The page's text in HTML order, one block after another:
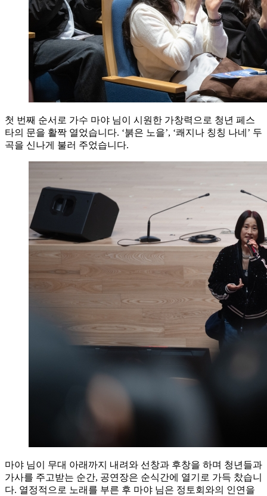
첫 번째 순서로 가수 마야 님이 시원한 가창력으로 청년 페스
타의 문을 활짝 열었습니다. ‘붉은 노을’, ‘쾌지나 칭칭 나네’ 두
곡을 신나게 불러 주었습니다.
마야 님이 무대 아래까지 내려와 선창과 후창을 하며 청년들과
가사를 주고받는 순간, 공연장은 순식간에 열기로 가득 찼습니
다. 열정적으로 노래를 부른 후 마야 님은 정토회와의 인연을